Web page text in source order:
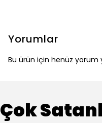
Yorumlar
Bu ürün için henüz yorum
Çok